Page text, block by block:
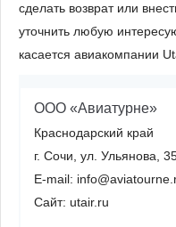
сделать возврат или
уточнить любую
касается авиакомпании
ООО «Авиатурне»
Краснодарский край
г. Сочи, ул. Ульянова,
E-mail:
Сайт: utair.ru